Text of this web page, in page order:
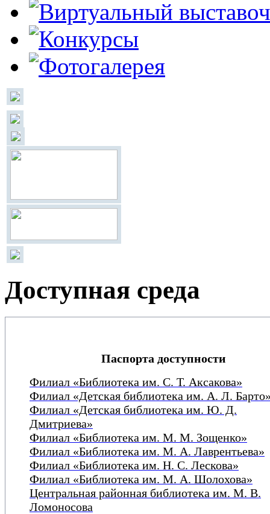
Доступная среда
Паспорта доступности
Филиал «Библиотека им. С. Т. Аксакова»
Филиал «Детская библиотека им. А. Л.
Филиал «Детская библиотека им. Ю. Д.
Дмитриева»
Филиал «Библиотека им. М. М. Зощенко»
Филиал «Библиотека им. М. А. Лаврентьева»
Филиал «Библиотека им. Н. С. Лескова»
Филиал «Библиотека им. М. А. Шолохова»
Центральная районная библиотека им. М. В.
Ломоносова